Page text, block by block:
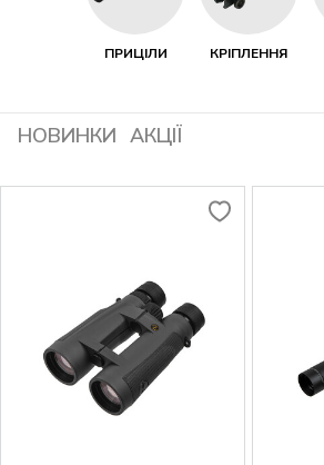
ПРИЦІЛИ КРІПЛЕННЯ
НОВИНКИ АКЦІЇ